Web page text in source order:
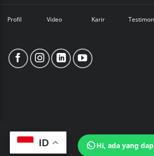
Hi, ada yang
Profil Video Karir
ID